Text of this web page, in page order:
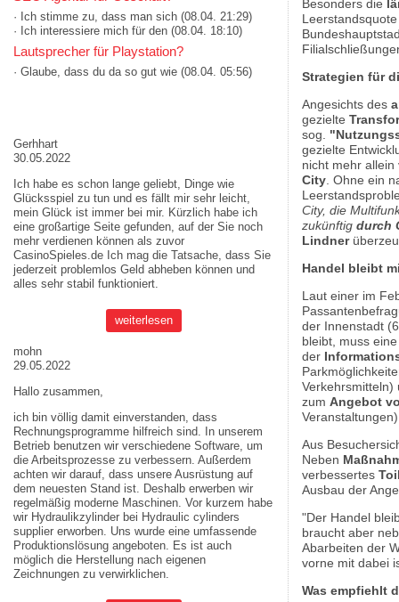
· Ich stimme zu, dass man sich (08.04. 21:29)
· Ich interessiere mich für den (08.04. 18:10)
Lautsprecher für Playstation?
· Glaube, dass du da so gut wie (08.04. 05:56)
Gerhhart
30.05.2022
Ich habe es schon lange geliebt, Dinge wie
Glücksspiel zu tun und es fällt mir sehr leicht,
mein Glück ist immer bei mir. Kürzlich habe ich
eine großartige Seite gefunden, auf der Sie noch
mehr verdienen können als zuvor
CasinoSpieles.de Ich mag die Tatsache, dass Sie
jederzeit problemlos Geld abheben können und
alles sehr stabil funktioniert.
weiterlesen
mohn
29.05.2022
Hallo zusammen,
ich bin völlig damit einverstanden, dass
Rechnungsprogramme hilfreich sind. In unserem
Betrieb benutzen wir verschiedene Software, um
die Arbeitsprozesse zu verbessern. Außerdem
achten wir darauf, dass unsere Ausrüstung auf
dem neuesten Stand ist. Deshalb erwerben wir
regelmäßig moderne Maschinen. Vor kurzem habe
wir Hydraulikzylinder bei Hydraulic cylinders
supplier erworben. Uns wurde eine umfassende
Produktionslösung angeboten. Es ist auch
möglich die Herstellung nach eigenen
Zeichnungen zu verwirklichen.
Besonders die
Strategien für
Angesichts des
gezielte
sog.
gezielte
nicht mehr
City. Ohne ein
City, die
zukünftig durch
Lindner
Handel bleibt
Laut einer im
der Innenstadt
bleibt, muss
der
Verkehrsmitteln)
zum Angebot
Aus
Neben
verbessertes
Ausbau der
"Der Handel
braucht aber
Abarbeiten der
vorne mit dabei
Was empfiehlt